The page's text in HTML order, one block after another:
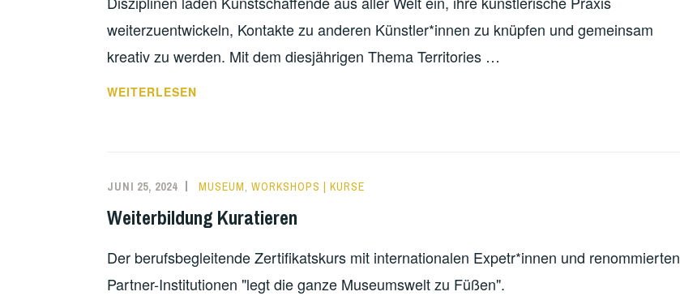
weiterzuentwickeln, Kontakte zu anderen Künstler*innen zu knüpfen und gemeinsam
kreativ zu werden. Mit dem diesjährigen Thema Territories …
DAS
UNIVERSITY
OF
ARTS
2024
WEITERLESEN
JUNI 25, 2024 MUSEUM, WORKSHOPS | KURSE
Weiterbildung Kuratieren
Der berufsbegleitende Zertifikatskurs mit internationalen Expetr*innen und renommierten
Partner-Institutionen "legt die ganze Museumswelt zu Füßen".